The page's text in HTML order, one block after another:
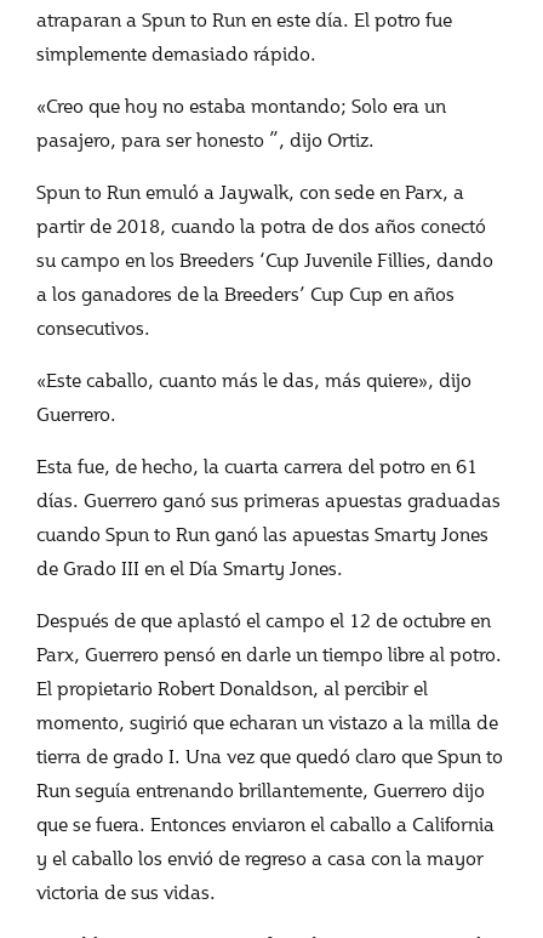
atraparan a Spun to Run en este día. El potro fue
simplemente demasiado rápido.
«Creo que hoy no estaba montando; Solo era un
pasajero, para ser honesto ”, dijo Ortiz.
Spun to Run emuló a Jaywalk, con sede en Parx, a
partir de 2018, cuando la potra de dos años conectó
su campo en los Breeders ‘Cup Juvenile Fillies, dando
a los ganadores de la Breeders’ Cup Cup en años
consecutivos.
«Este caballo, cuanto más le das, más quiere», dijo
Guerrero.
Esta fue, de hecho, la cuarta carrera del potro en 61
días. Guerrero ganó sus primeras apuestas graduadas
cuando Spun to Run ganó las apuestas Smarty Jones
de Grado III en el Día Smarty Jones.
Después de que aplastó el campo el 12 de octubre en
Parx, Guerrero pensó en darle un tiempo libre al potro.
El propietario Robert Donaldson, al percibir el
momento, sugirió que echaran un vistazo a la milla de
tierra de grado I. Una vez que quedó claro que Spun to
Run seguía entrenando brillantemente, Guerrero dijo
que se fuera. Entonces enviaron el caballo a California
y el caballo los envió de regreso a casa con la mayor
victoria de sus vidas.